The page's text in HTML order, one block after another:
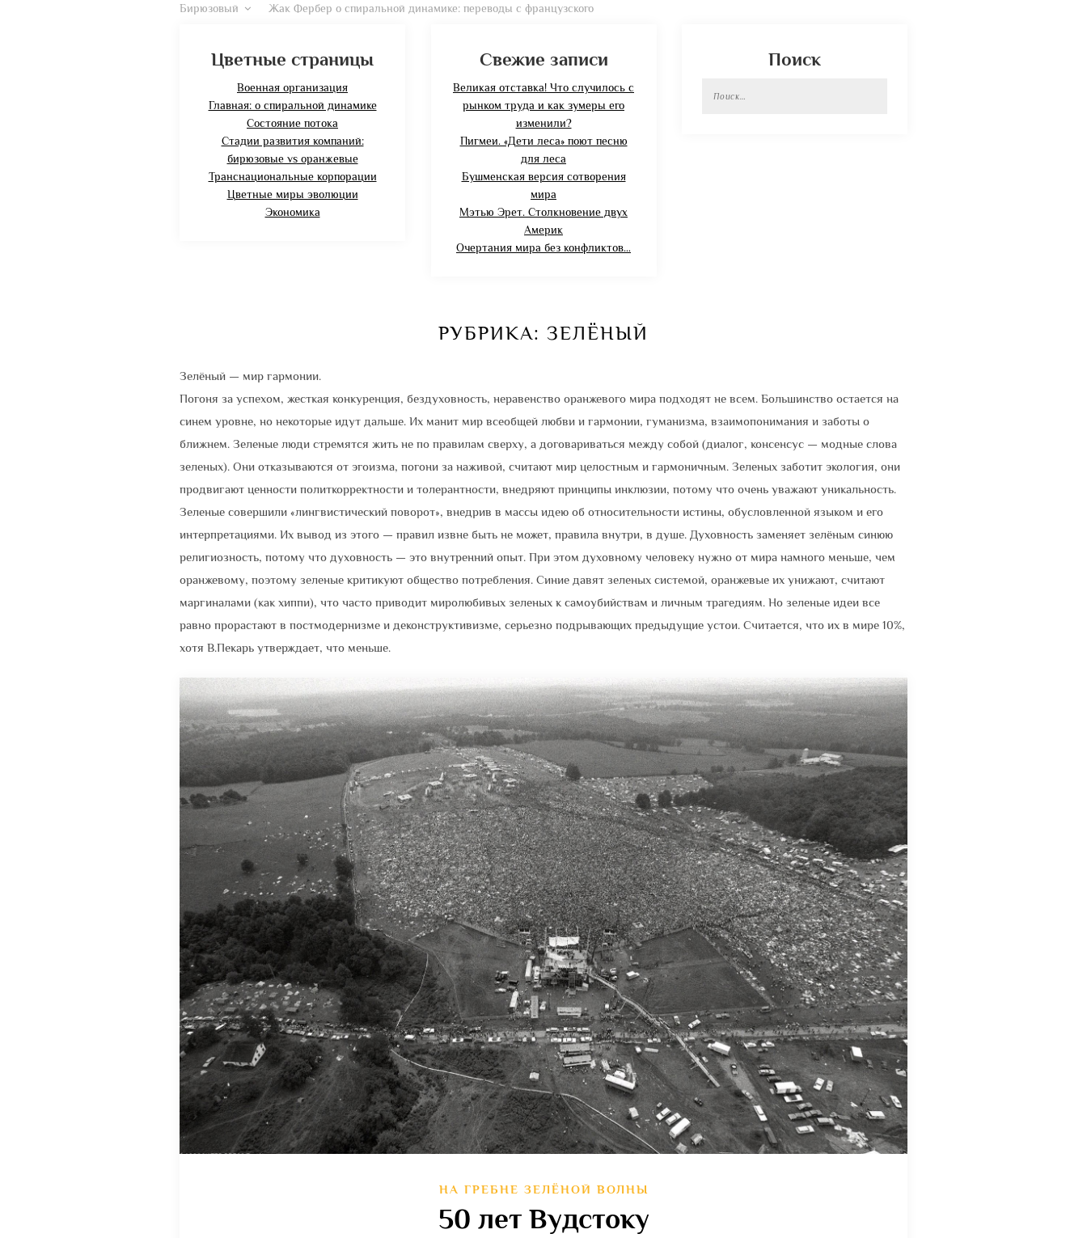
Бирюзовый Жак Фербер о спиральной динамике: переводы с французского
Цветные страницы
Военная организация
Главная: о спиральной динамике
Состояние потока
Стадии развития компаний:
бирюзовые vs оранжевые
Транснациональные корпорации
Цветные миры эволюции
Экономика
Свежие записи
Великая отставка! Что случилось с
рынком труда и как зумеры его
изменили?
Пигмеи. «Дети леса» поют песню
для леса
Бушменская версия сотворения
мира
Мэтью Эрет. Столкновение двух
Америк
Очертания мира без конфликтов…
Поиск
РУБРИКА: ЗЕЛЁНЫЙ
Зелёный — мир гармонии.
Погоня за успехом, жесткая конкуренция, бездуховность, неравенство оранжевого мира подходят не всем. Большинство остается на
синем уровне, но некоторые идут дальше. Их манит мир всеобщей любви и гармонии, гуманизма, взаимопонимания и заботы о
ближнем. Зеленые люди стремятся жить не по правилам сверху, а договариваться между собой (диалог, консенсус — модные слова
зеленых). Они отказываются от эгоизма, погони за наживой, считают мир целостным и гармоничным. Зеленых заботит экология, они
продвигают ценности политкорректности и толерантности, внедряют принципы инклюзии, потому что очень уважают уникальность.
Зеленые совершили «лингвистический поворот», внедрив в массы идею об относительности истины, обусловленной языком и его
интерпретациями. Их вывод из этого — правил извне быть не может, правила внутри, в душе. Духовность заменяет зелёным синюю
религиозность, потому что духовность — это внутренний опыт. При этом духовному человеку нужно от мира намного меньше, чем
оранжевому, поэтому зеленые критикуют общество потребления. Синие давят зеленых системой, оранжевые их унижают, считают
маргиналами (как хиппи), что часто приводит миролюбивых зеленых к самоубийствам и личным трагедиям. Но зеленые идеи все
равно прорастают в постмодернизме и деконструктивизме, серьезно подрывающих предыдущие устои. Считается, что их в мире 10%,
хотя В.Пекарь утверждает, что меньше.
НА ГРЕБНЕ ЗЕЛЁНОЙ ВОЛНЫ
50 лет Вудстоку